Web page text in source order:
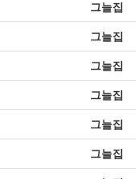
그늘집
그늘집
그늘집
그늘집
그늘집
그늘집